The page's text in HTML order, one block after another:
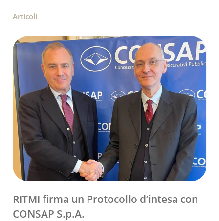
Articoli
RITMI firma un Protocollo d’intesa con
CONSAP S.p.A.